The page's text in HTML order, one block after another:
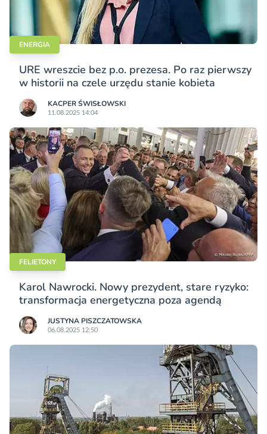
ENERGIA
URE wreszcie bez p.o. prezesa. Po raz pierwszy
w historii na czele urzędu stanie kobieta
KACPER ŚWISŁO­WSKI
11.08.2025 14:04
FELIETONY
Karol Nawrocki. Nowy prezydent, stare ryzyko:
transformacja energetyczna poza agendą
JUSTYNA PISZCZATOWSKA
06.08.2025 12:50